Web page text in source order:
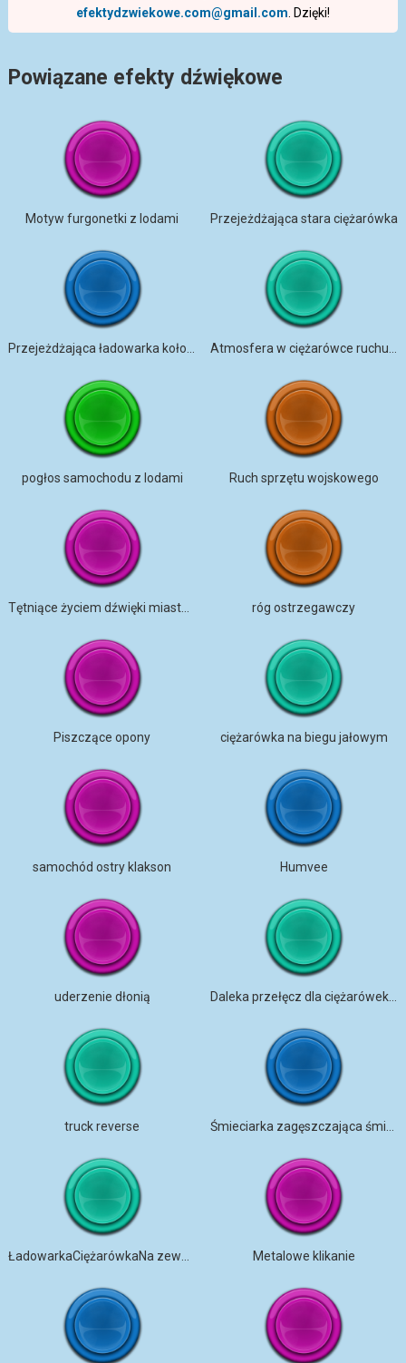
efektydzwiekowe.com@gmail.com . Dzięki!
Powiązane efekty dźwiękowe
Motyw furgonetki z lodami Przejeżdżająca stara ciężarówka
pogłos samochodu z lodami Ruch sprzętu wojskowego
Tętniące życiem dźwięki miasta w deszczowy dzień róg ostrzegawczy
Piszczące opony ciężarówka na biegu jałowym
samochód ostry klakson Humvee
uderzenie dłonią Daleka przełęcz dla ciężarówek, środek nocy, woda, PEC am
truck reverse
Metalowe klikanie